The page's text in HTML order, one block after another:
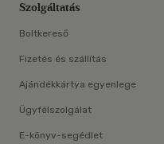
Szolgáltatás
Boltkereső
Fizetés és szállítás
Ajándékkártya egyenlege
Ügyfélszolgálat
E-könyv-segédlet